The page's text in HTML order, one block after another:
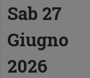
Sab 27
Giugno
2026